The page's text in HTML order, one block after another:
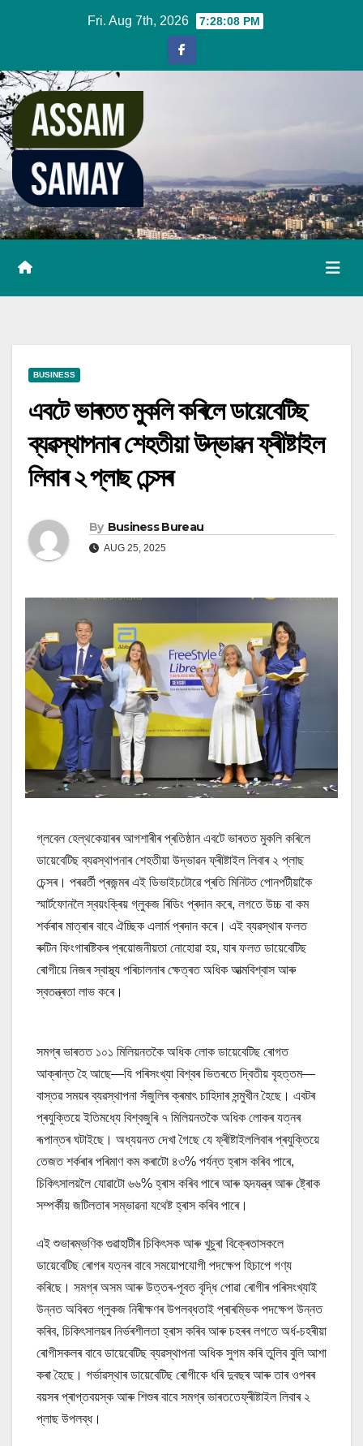
Fri. Aug 7th, 2026 7:28:09 PM
BUSINESS
এবটে ভাৰতত মুকলি কৰিলে ডায়েবেটিছ
ব্যৱস্থাপনাৰ শেহতীয়া উদ্ভাৱন ফ্ৰীষ্টাইল
লিবাৰ ২ প্লাছ চেন্সৰ
By Business Bureau
AUG 25, 2025
গ্লবেল হেল্থকেয়াৰৰ আগশাৰীৰ প্ৰতিষ্ঠান এবটে ভাৰতত মুকলি কৰিলে
ডায়েবেটিছ ব্যৱস্থাপনাৰ শেহতীয়া উদ্ভাৱন ফ্ৰীষ্টাইল লিবাৰ ২ প্লাছ
চেন্সৰ। পৰৱৰ্তী প্ৰজন্মৰ এই ডিভাইচটোৱে প্ৰতি মিনিটত পোনপটীয়াকৈ
স্মাৰ্টফোনলৈ স্বয়ংক্ৰিয় গ্লুকজ ৰিডিং প্ৰদান কৰে, লগতে উচ্চ বা কম
শৰ্কৰাৰ মাত্ৰাৰ বাবে ঐচ্ছিক এলাৰ্ম প্ৰদান কৰে। এই ব্যৱস্থাৰ ফলত
ৰুটিন ফিংগাৰষ্টিকৰ প্ৰয়োজনীয়তা নোহোৱা হয়, যাৰ ফলত ডায়েবেটিছ
ৰোগীয়ে নিজৰ স্বাস্থ্য পৰিচালনাৰ ক্ষেত্ৰত অধিক আত্মবিশ্বাস আৰু
স্বতন্ত্ৰতা লাভ কৰে।
সমগ্ৰ ভাৰতত ১০১ মিলিয়নতকৈ অধিক লোক ডায়েবেটিছ ৰোগত
আক্ৰান্ত হৈ আছে—যি পৰিসংখ্যা বিশ্বৰ ভিতৰতে দ্বিতীয় বৃহত্তম—
বাস্তৱ সময়ৰ ব্যৱস্থাপনা সঁজুলিৰ ক্ৰমাৎ চাহিদাৰ সন্মুখীন হৈছে। এবটৰ
প্ৰযুক্তিয়ে ইতিমধ্যে বিশ্বজুৰি ৭ মিলিয়নতকৈ অধিক লোকৰ যত্নৰ
ৰূপান্তৰ ঘটাইছে। অধ্যয়নত দেখা গৈছে যে ফ্ৰীষ্টাইললিবাৰ প্ৰযুক্তিয়ে
তেজত শৰ্কৰাৰ পৰিমাণ কম কৰাটো ৪৩% পৰ্যন্ত হ্ৰাস কৰিব পাৰে,
চিকিৎসালয়লৈ যোৱাটো ৬৬% হ্ৰাস কৰিব পাৰে আৰু হৃদযন্ত্ৰ আৰু ষ্ট্ৰোক
সম্পৰ্কীয় জটিলতাৰ সম্ভাৱনা যথেষ্ট হ্ৰাস কৰিব পাৰে।
এই শুভাৰম্ভণিক গুৱাহাটীৰ চিকিৎসক আৰু খুচুৰা বিক্ৰেতাসকলে
ডায়েবেটিছ ৰোগৰ যত্নৰ বাবে সময়োপযোগী পদক্ষেপ হিচাপে গণ্য
কৰিছে। সমগ্ৰ অসম আৰু উত্তৰ-পূবত বৃদ্ধি পোৱা ৰোগীৰ পৰিসংখ্যাই
উন্নত অবিৰত গ্লুকজ নিৰীক্ষণৰ উপলব্ধতাই প্ৰাৰম্ভিক পদক্ষেপ উন্নত
কৰিব, চিকিৎসালয়ৰ নিৰ্ভৰশীলতা হ্ৰাস কৰিব আৰু চহৰৰ লগতে অৰ্ধ-চহৰীয়া
ৰোগীসকলৰ বাবে ডায়েবেটিছ ব্যৱস্থাপনা অধিক সুগম কৰি তুলিব বুলি আশা
কৰা হৈছে। গৰ্ভাৱস্থাৰ ডায়েবেটিছ ৰোগীকে ধৰি দুবছৰ আৰু তাৰ ওপৰৰ
বয়সৰ প্ৰাপ্তবয়স্ক আৰু শিশুৰ বাবে সমগ্ৰ ভাৰততেফ্ৰীষ্টাইল লিবাৰ ২
প্লাছ উপলব্ধ।